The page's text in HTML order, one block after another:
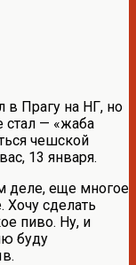
в Прагу на НГ, но
стал — «жаба
чешской
13 января.
деле, еще многое
Хочу сделать
пиво. Ну, и
буду